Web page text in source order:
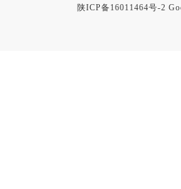
陕ICP备16011464号-2